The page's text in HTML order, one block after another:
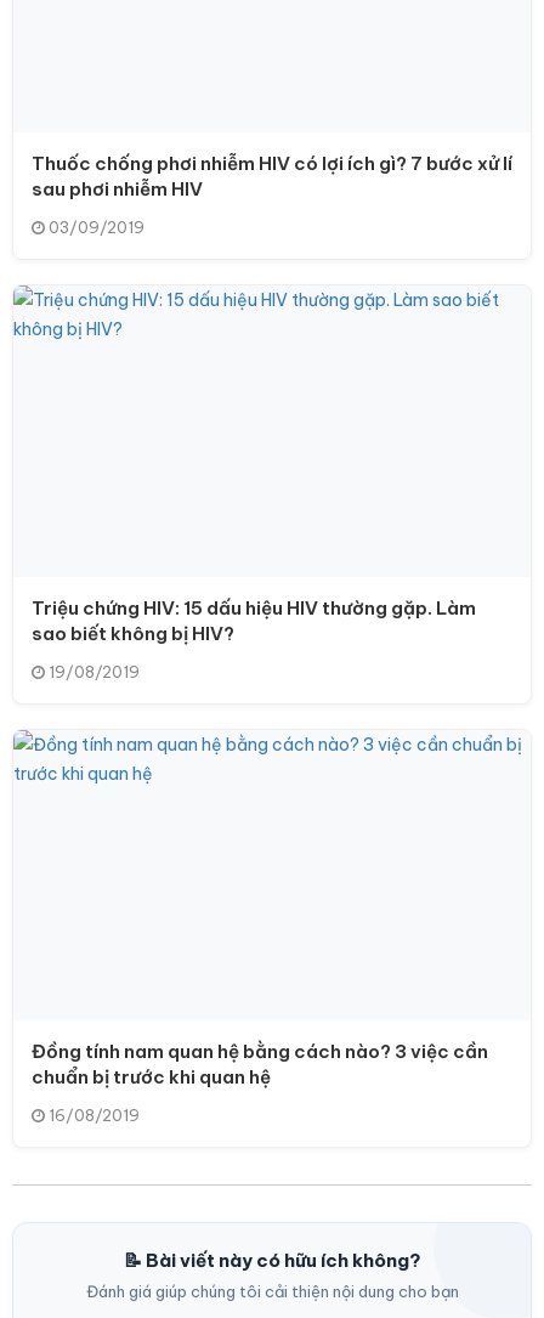
Thuốc chống phơi nhiễm HIV có lợi ích gì? 7 bước xử lí
sau phơi nhiễm HIV
03/09/2019
Triệu chứng HIV: 15 dấu hiệu HIV thường gặp. Làm
sao biết không bị HIV?
19/08/2019
Đồng tính nam quan hệ bằng cách nào? 3 việc cần
chuẩn bị trước khi quan hệ
16/08/2019
📝 Bài viết này có hữu ích không?
Đánh giá giúp chúng tôi cải thiện nội dung cho bạn